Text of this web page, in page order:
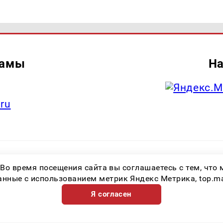
информационной продукции: 16+ Зарегистрировавший орган:
коммуникаций (Роскомнадзор) Регистрационный номер СМИ ЭЛ № ФС
время посещения сайта вы соглашаетесь с тем,
с использованием метрик Яндекс Метрика,
Я согласен